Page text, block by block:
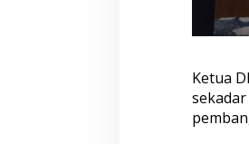
Ketua